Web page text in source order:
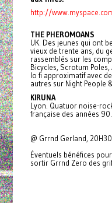
http://
THE PHEROMOANS
UK. Des jeunes qui ont
vieux de trente ans, du
rassemblés sur les
Bicycles, Scrotum
lo fi approximatif avec
autres sur Night People
KIRUNA
Lyon. Quatuor noise-
française des années 90.
@ Grrnd Gerland,
Éventuels bénéfices
sortir Grrnd Zero des